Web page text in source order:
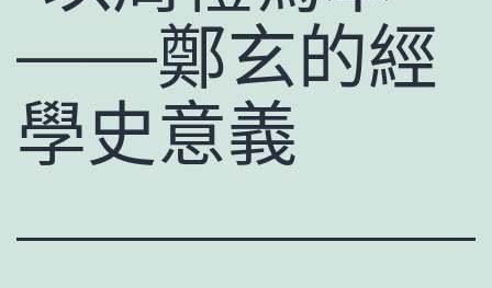
——鄭玄的經
學史意義